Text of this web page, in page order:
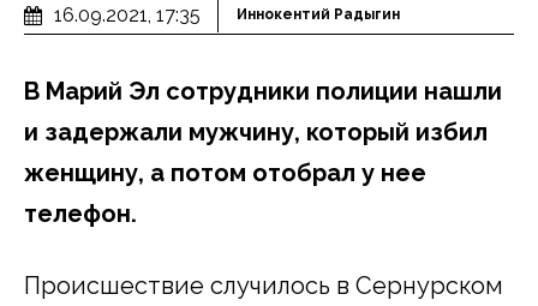
16.09.2021, 17:35 Иннокентий Радыгин
В Марий Эл сотрудники полиции нашли
и задержали мужчину, который избил
женщину, а потом отобрал у нее
телефон.
Происшествие случилось в Сернурском